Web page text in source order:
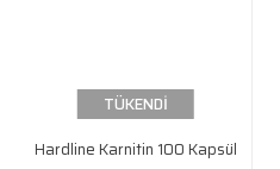
TÜKENDİ
Hardline Karnitin 100 Kapsül